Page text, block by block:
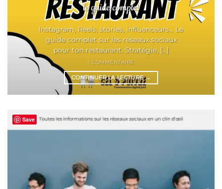
le guide complet
Instagram, Reels, stories, influenceurs... Le
guide complet sur les réseaux sociaux
pour ton restaurant. Stratégie, [...]
1 COMMENTAIRE
CONTINUER LA LECTURE→
Save